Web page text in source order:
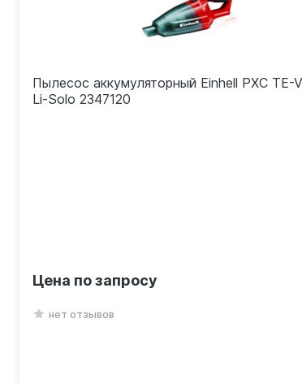
Пылесос аккумуляторный Einhell PXC TE-
Li-Solo 2347120
нет отзывов
Цена по запросу